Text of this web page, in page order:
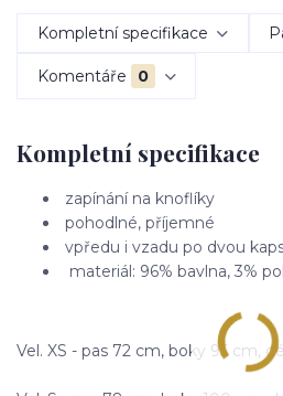
Kompletní specifikace
Komentáře 0
Kompletní specifikace
zapínání na knoflíky
pohodlné, příjemné
vpředu i vzadu po dvou
materiál: 96% bavlna, 3%
Vel. XS - pas 72 cm, boky 95 cm,